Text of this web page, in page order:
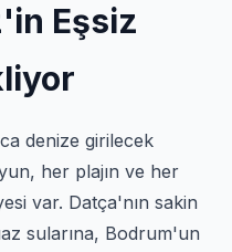
Eşsiz
denize girilecek
her plajın ve her
var. Datça'nın sakin
sularına, Bodrum'un